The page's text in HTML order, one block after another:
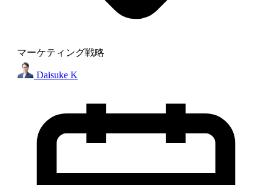
マーケティング戦略
Daisuke K